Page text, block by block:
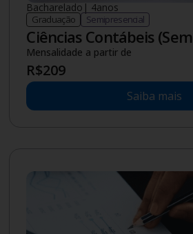
Bacharelado | 4anos
Graduação Semipresencial
Ciências Contábeis
Mensalidade a partir de
R$209
Saiba mais